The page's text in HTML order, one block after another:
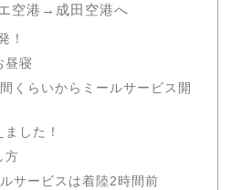
空港→成田空港へ
！
昼寝
くらいからミールサービス開
した！
方
サービスは着陸2時間前